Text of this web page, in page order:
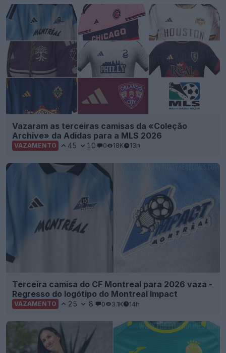
Vazaram as terceiras camisas da «Coleção
Archive» da Adidas para a MLS 2026
VAZAMENTO 45 10 0 18K 13h
Terceira camisa do CF Montreal para 2026 vaza -
Regresso do logótipo do Montreal Impact
VAZAMENTO 25 8 0 3.1K 14h